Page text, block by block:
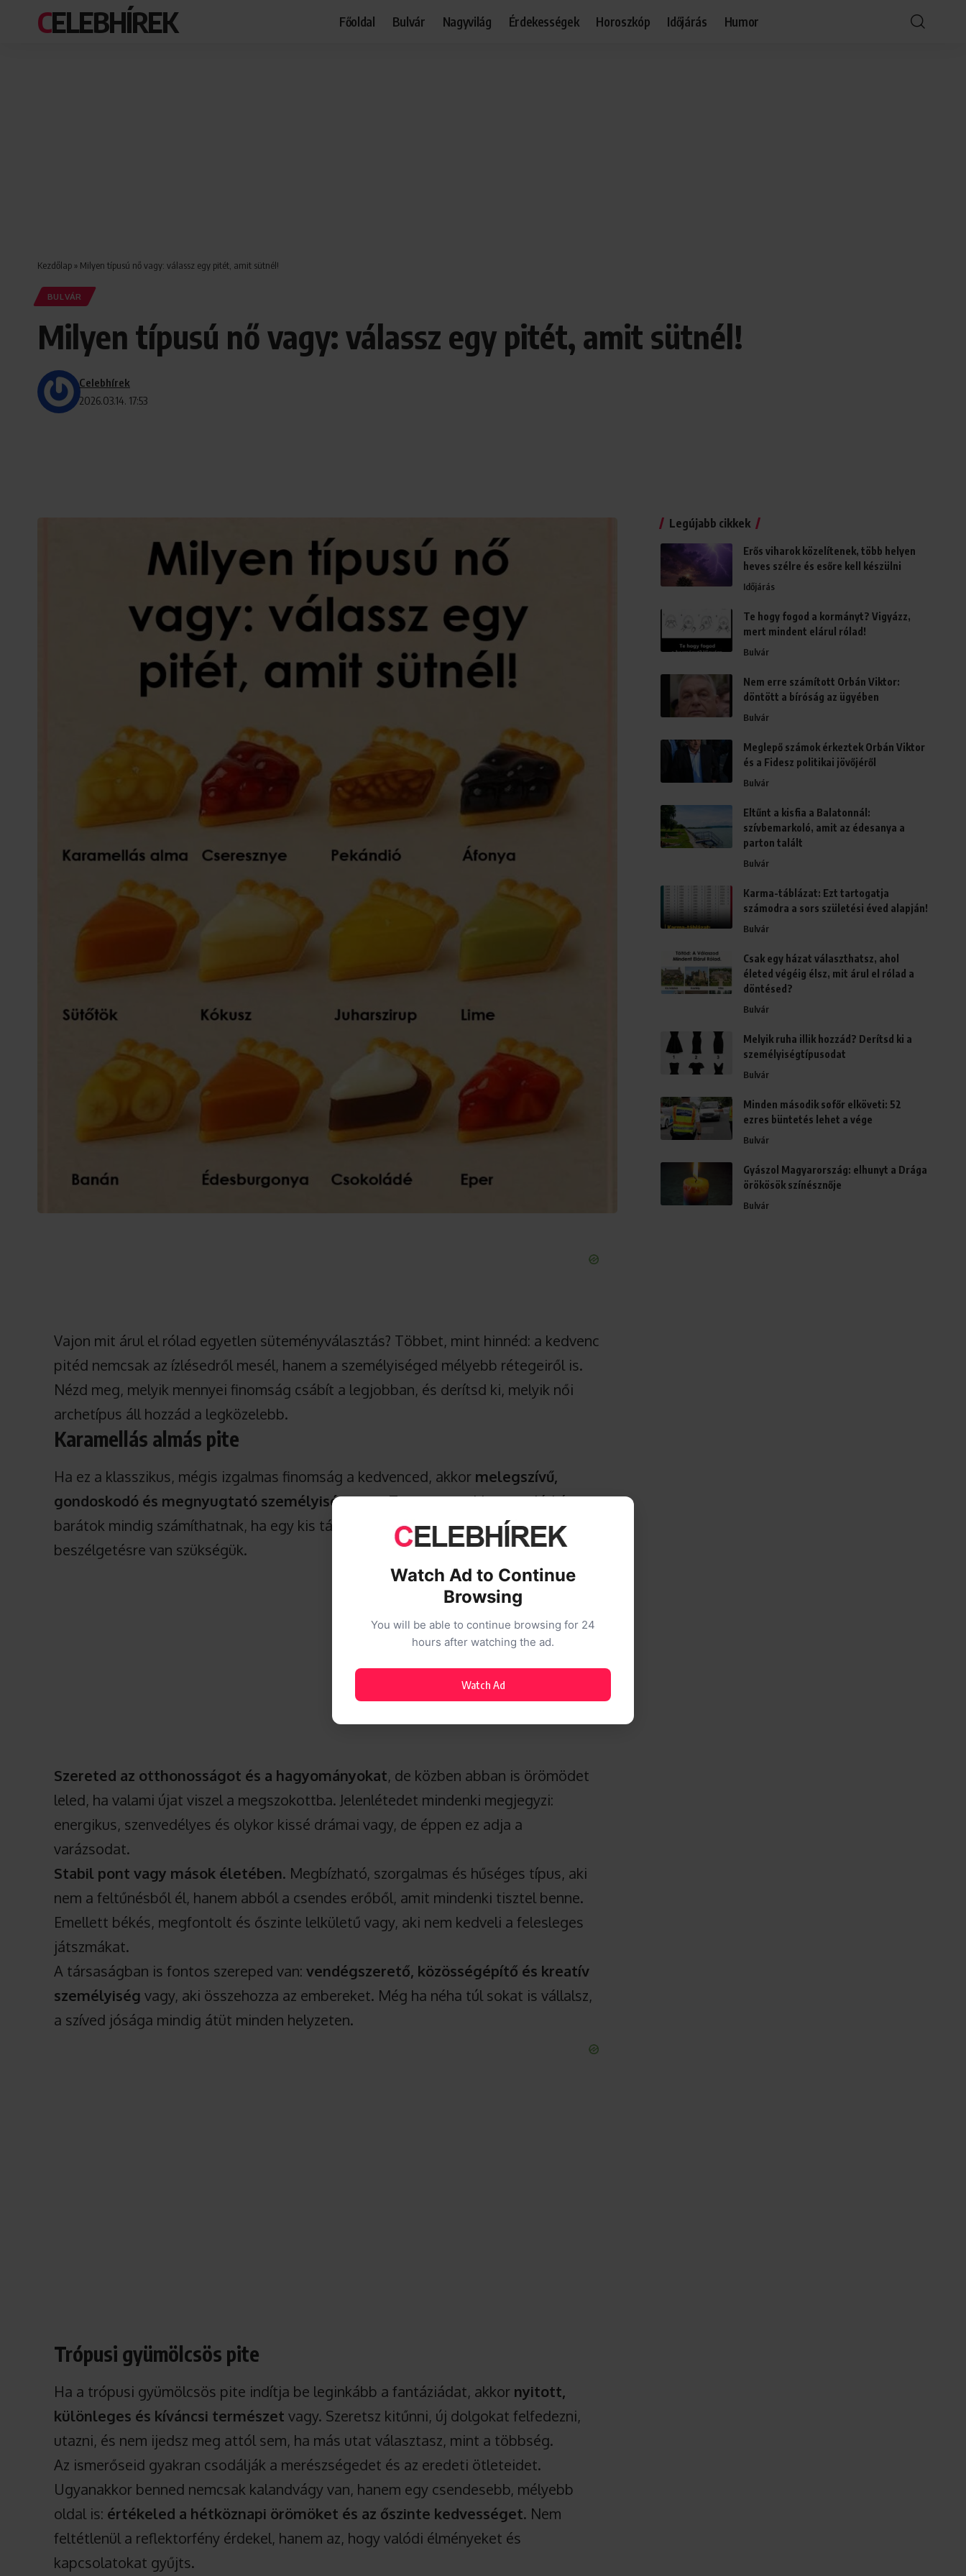
CELEBHÍREK Főoldal Bulvár Nagyvilág Érdekességek Horoszkóp Időjárás Humor
Kezdőlap » Milyen típusú nő vagy: válassz egy pitét, amit sütnél!
BULVÁR
Milyen típusú nő vagy: válassz egy pitét, amit sütnél!
2026.03.14. 17:53
Celebhírek
Vajon mit árul el rólad egyetlen süteményválasztás? Többet, mint hinnéd: a kedvenc
pitéd nemcsak az ízlésedről mesél, hanem a személyiséged mélyebb rétegeiről is.
Nézd meg, melyik mennyei finomság csábít a legjobban, és derítsd ki, melyik női
archetípus áll hozzád a legközelebb.
Karamellás almás pite
Ha ez a klasszikus, mégis izgalmas finomság a kedvenced, akkor melegszívű,
gondoskodó és megnyugtató személyiségvagy. Te vagy az, akire a család és a
barátok mindig számíthatnak, ha egy kis támogatásra, figyelemre vagy őszinte
beszélgetésre van szükségük.
Szereted az otthonosságot és a hagyományokat, de közben abban is örömödet
leled, ha valami újat viszel a megszokottba. Jelenlétedet mindenki megjegyzi:
energikus, szenvedélyes és olykor kissé drámai vagy, de éppen ez adja a
varázsodat.
Stabil pont vagy mások életében. Megbízható, szorgalmas és hűséges típus, aki
nem a feltűnésből él, hanem abból a csendes erőből, amit mindenki tisztel benne.
Emellett békés, megfontolt és őszinte lelkületű vagy, aki nem kedveli a felesleges
játszmákat.
A társaságban is fontos szereped van:vendégszerető, közösségépítő és kreatív
személyiség vagy, aki összehozza az embereket. Még ha néha túl sokat is vállalsz,
a szíved jósága mindig átüt minden helyzeten.
Trópusi gyümölcsös pite
Ha a trópusi gyümölcsös pite indítja be leginkább a fantáziádat, akkor nyitott,
különleges és kíváncsi természet vagy. Szeretsz kitűnni, új dolgokat felfedezni,
utazni, és nem ijedsz meg attól sem, ha más utat választasz, mint a többség.
Az ismerőseid gyakran csodálják a merészségedet és az eredeti ötleteidet.
Ugyanakkor benned nemcsak kalandvágy van, hanem egy csendesebb, mélyebb
oldal is: értékeled a hétköznapi örömöket és az őszinte kedvességet. Nem
feltétlenül a reflektorfény érdekel, hanem az, hogy valódi élményeket és
kapcsolatokat gyűjts.
Legújabb cikkek
Erős viharok közelítenek, több helyen
heves szélre és esőre kell készülni
Időjárás
Te hogy fogod a kormányt? Vigyázz,
mert mindent elárul rólad!
Bulvár
Nem erre számított Orbán Viktor:
döntött a bíróság az ügyében
Bulvár
Meglepő számok érkeztek Orbán Viktor
és a Fidesz politikai jövőjéről
Bulvár
Eltűnt a kisfia a Balatonnál:
szívbemarkoló, amit az édesanya a
parton talált
Bulvár
Karma-táblázat: Ezt tartogatja
számodra a sors születési éved alapján!
Bulvár
Csak egy házat választhatsz, ahol
életed végéig élsz, mit árul el rólad a
döntésed?
Bulvár
Melyik ruha illik hozzád? Derítsd ki a
személyiségtípusodat
Bulvár
Minden második sofőr elköveti: 52
ezres büntetés lehet a vége
Bulvár
Gyászol Magyarország: elhunyt a Drága
örökösök színésznője
Bulvár
Watch Ad to Continue
Browsing
You will be able to continue browsing for 24
hours after watching the ad.
Watch Ad